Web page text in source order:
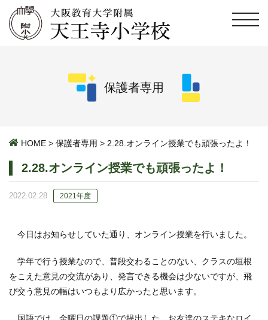
保護者専用
HOME > 保護者専用 > 2.28.オンライン授業でも頑張ったよ！
2.28.オンライン授業でも頑張ったよ！
2022.02.28 2021年度
今日はお知らせしていた通り、オンライン授業を行いました。
学年で行う授業なので、普段交わることのない、クラスの垣根
をこえた意見の交流があり、発言できる機会は少ないですが、飛
び交う意見の幅はいつもより広かったと思います。